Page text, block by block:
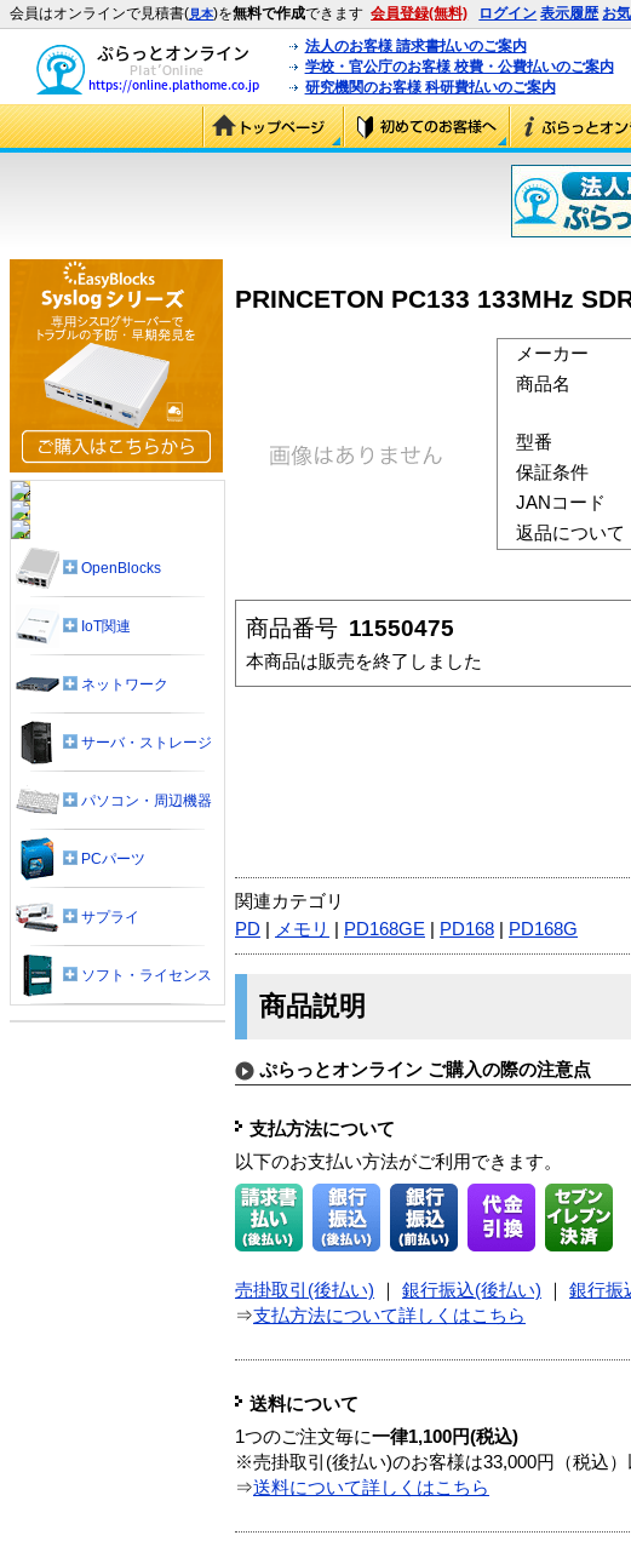
会員はオンラインで見積書(見本)を無料で作成できます 会員登録(無料) ログイン 表示履歴 お
法人のお客様 請求書払いのご案内
学校・官公庁のお客様 校費・公費払いのご案内
研究機関のお客様 科研費払いのご案内
PRINCETON PC133 133MHz
メーカー
商品名
型番
保証条件
JANコード
返品について
商品番号 11550475
本商品は販売を終了しました
関連カテゴリ
PD
メモリ PD168GE PD168 PD168G
商品説明
ぷらっとオンライン ご購入の際の注意点
支払方法について
以下のお支払い方法がご利用できます。
売掛取引(後払い) 銀行振込(後払い) 銀行振
⇒支払方法について詳しくはこちら
送料について
1つのご注文毎に一律1,100円(税込)
※売掛取引(後払い)のお客様は33,000円（税込）
⇒送料について詳しくはこちら
OpenBlocks
IoT関連
ネットワーク
サーバ・ストレージ
パソコン・周辺機器
PCパーツ
サプライ
ソフト・ライセンス